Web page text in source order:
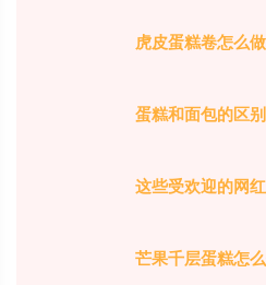
虎皮蛋糕卷怎么做
蛋糕和面包的区
这些受欢迎的网
芒果千层蛋糕怎